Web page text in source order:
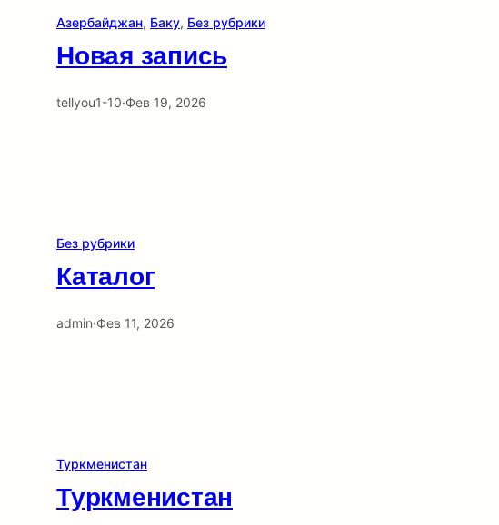
Азербайджан, Баку, Без рубрики
Новая запись
tellyou1-10·Фев 19, 2026
Без рубрики
Каталог
admin·Фев 11, 2026
Туркменистан
Туркменистан